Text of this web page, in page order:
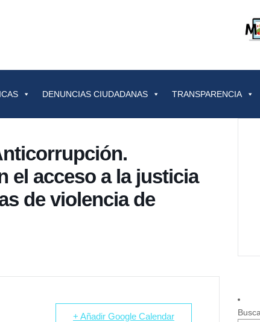
DENUNCIAS CIUDADANAS TRANSPARENCIA
el acceso a la justicia
de violencia de
+ Añadir Google Calendar